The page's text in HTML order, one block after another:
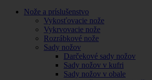
Nože a príslušenstvo
Vykosťovacie nože
Vykrvovacie nože
Rozrábkové nože
Sady nožov
Darčekové sady nožov
Sady nožov v kufri
Sady nožov v obale